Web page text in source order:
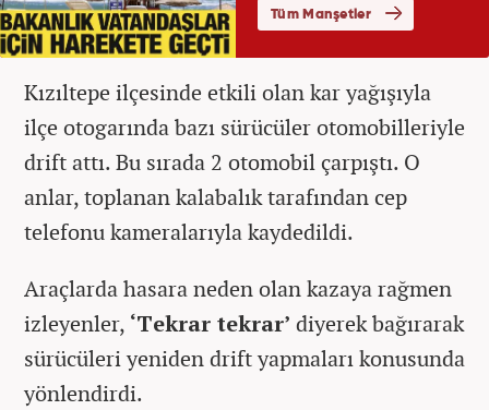
Kızıltepe ilçesinde etkili olan kar yağışıyla
ilçe otogarında bazı sürücüler otomobilleriyle
drift attı. Bu sırada 2 otomobil çarpıştı. O
anlar, toplanan kalabalık tarafından cep
telefonu kameralarıyla kaydedildi.
Araçlarda hasara neden olan kazaya rağmen
izleyenler, ‘Tekrar tekrar’ diyerek bağırarak
sürücüleri yeniden drift yapmaları konusunda
yönlendirdi.